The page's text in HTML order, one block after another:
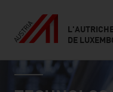
DE
Inhalt
industry page